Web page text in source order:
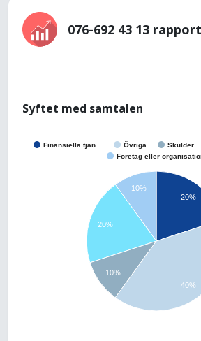
076-692 43 13
Syftet med samtalen
Finansiella tjän… Övriga Skulder
Företag eller
20%
10%
20%
10%
40%